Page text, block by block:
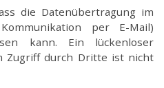
die Datenübertragung im
per E-Mail)
kann. Ein lückenloser
Zugriff durch Dritte ist nicht